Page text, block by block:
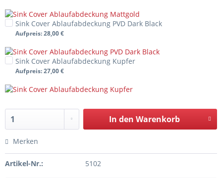
Sink Cover Ablaufabdeckung PVD Dark Black
Aufpreis: 28,00 €
Sink Cover Ablaufabdeckung Kupfer
Aufpreis: 27,00 €
In den Warenkorb
Merken
Artikel-Nr.: 5102